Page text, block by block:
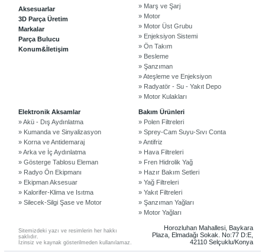
©2024 Courpar Otomotiv & Yedek Parça
Sitemizdeki yazı ve resimlerin her hakkı
saklıdır.
İzinsiz ve kaynak gösterilmeden kullanılamaz.
Horozluhan Mahallesi, Baykara
Plaza, Elmadağı Sokak. No:77 D:E,
42110 Selçuklu/Konya
Aksesuarlar
3D Parça Üretim
Markalar
Parça Bulucu
Konum&İletişim
» Marş ve Şarj
» Motor
» Motor Üst Grubu
» Enjeksiyon Sistemi
» Ön Takım
» Besleme
» Şanzıman
» Ateşleme ve Enjeksiyon
» Radyatör - Su - Yakıt Depo
» Motor Kulakları
Elektronik Aksamlar
» Akü - Dış Aydınlatma
» Kumanda ve Sinyalizasyon
» Korna ve Antidemaraj
» Arka ve İç Aydınlatma
» Gösterge Tablosu Eleman
» Radyo Ön Ekipmanı
» Ekipman Aksesuar
» Kalorifer-Klima ve Isıtma
» Silecek-Silgi Şase ve Motor
Bakım Ürünleri
» Polen Filtreleri
» Sprey-Cam Suyu-Sıvı Conta
» Antifriz
» Hava Filtreleri
» Fren Hidrolik Yağ
» Hazır Bakım Setleri
» Yağ Filtreleri
» Yakıt Filtreleri
» Şanzıman Yağları
» Motor Yağları